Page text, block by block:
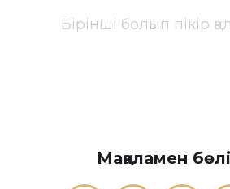
Бірінші болып пікір
Мақаламен